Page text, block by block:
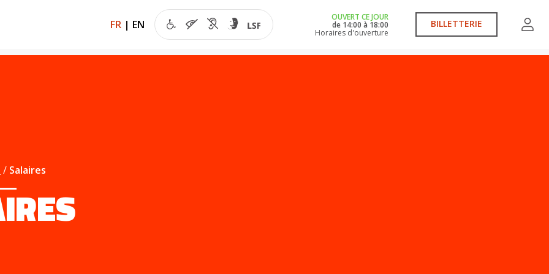
FR | EN
OUVERT CE JOUR
de 14:00 à 18:00
Horaires d'ouverture
BILLETTERIE
Salaires